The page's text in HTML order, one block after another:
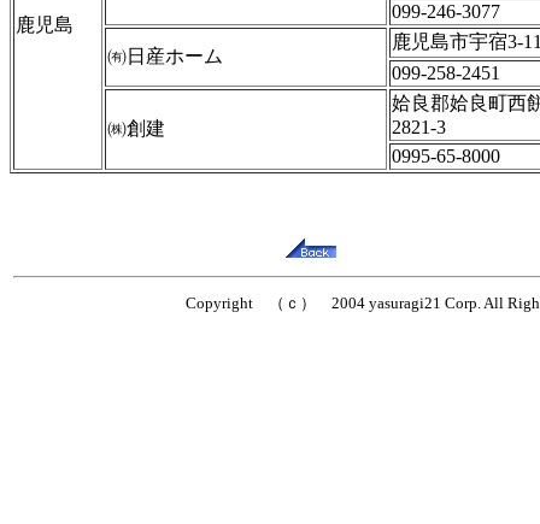
鹿児島
099-246-3077
㈲日産ホーム
鹿児島市宇宿3-
099-258-2451
㈱創建
姶良郡姶良町西
2821-3
0995-65-8000
Copyright （ｃ） 2004 yasuragi21 Corp. All